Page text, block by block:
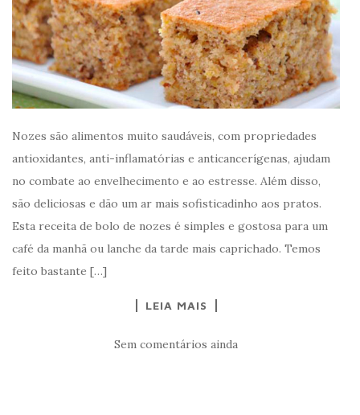
Nozes são alimentos muito saudáveis, com propriedades
antioxidantes, anti-inflamatórias e anticancerígenas, ajudam
no combate ao envelhecimento e ao estresse. Além disso,
são deliciosas e dão um ar mais sofisticadinho aos pratos.
Esta receita de bolo de nozes é simples e gostosa para um
café da manhã ou lanche da tarde mais caprichado. Temos
feito bastante […]
LEIA MAIS
Sem comentários ainda